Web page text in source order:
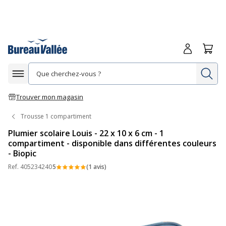
Afficher la navigation
Trouver mon magasin
Me
Trousse 1 compartiment
Plumier scolaire Louis - 22 x 10 x 6 cm - 1
compartiment - disponible dans différentes couleurs
- Biopic
Ref. 4052342405 (1 avis)